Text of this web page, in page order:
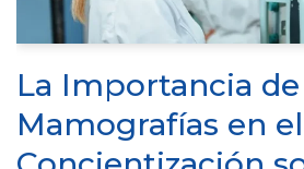
La Importancia de
Mamografías en